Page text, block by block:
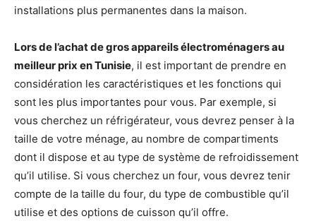
installations plus permanentes dans la maison.
Lors de l’achat de gros appareils électroménagers au
meilleur prix en Tunisie, il est important de prendre en
considération les caractéristiques et les fonctions qui
sont les plus importantes pour vous. Par exemple, si
vous cherchez un réfrigérateur, vous devrez penser à la
taille de votre ménage, au nombre de compartiments
dont il dispose et au type de système de refroidissement
qu’il utilise. Si vous cherchez un four, vous devrez tenir
compte de la taille du four, du type de combustible qu’il
utilise et des options de cuisson qu’il offre.